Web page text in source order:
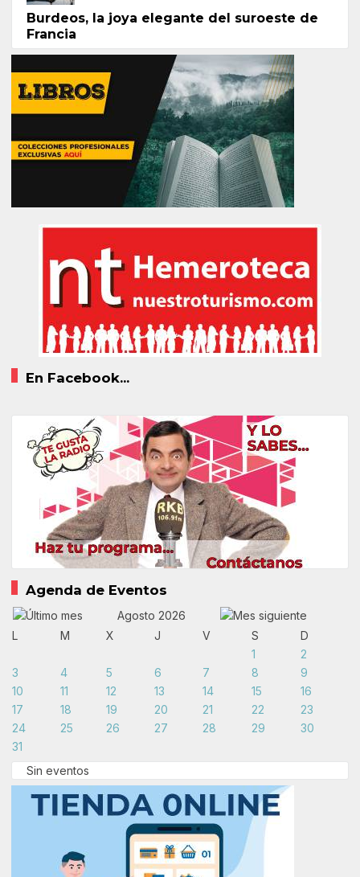
Burdeos, la joya elegante del suroeste de
Francia
En Facebook...
Agenda de Eventos
Agosto 2026
L
M X J V S
D
1
2
3
4 5 6 7 8
9
10
11 12 13 14 15
16
17
18 19 20 21 22
23
24
25 26 27 28 29
30
31
Sin eventos